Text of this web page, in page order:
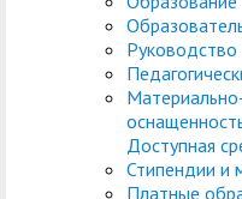
Международная
деятельность
Центр тестирования
иностранных граждан
по русскому языку
Руководство
Доступная
Стипендии и
Платные